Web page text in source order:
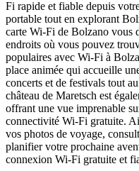
Fi rapide et fiable depuis
portable tout en explorant
carte Wi-Fi de Bolzano vous
endroits où vous pouvez
populaires avec Wi-Fi à
place animée qui accueille
concerts et de festivals tout
château de Maretsch est
offrant une vue imprenable
connectivité Wi-Fi gratuite.
vos photos de voyage,
planifier votre prochaine
connexion Wi-Fi gratuite et